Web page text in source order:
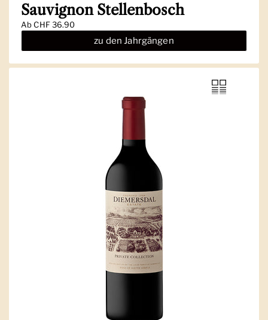
Sauvignon Stellenbosch
AbCHF 36.90
zu den Jahrgängen